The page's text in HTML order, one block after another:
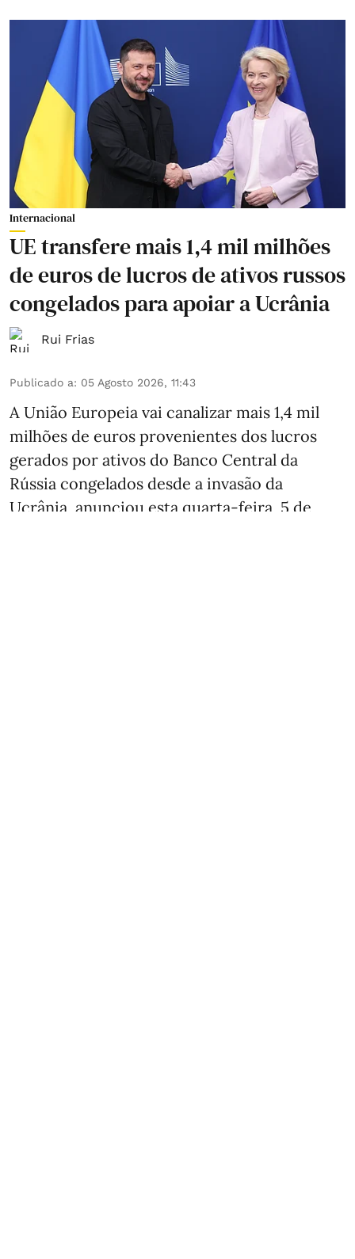
Internacional
UE transfere mais 1,4 mil milhões
de euros de lucros de ativos russos
congelados para apoiar a Ucrânia
Rui Frias
Publicado a: 05 Agosto 2026, 11:43
A União Europeia vai canalizar mais 1,4 mil
milhões de euros provenientes dos lucros
gerados por ativos do Banco Central da
Rússia congelados desde a invasão da
Ucrânia, anunciou esta quarta-feira, 5 de